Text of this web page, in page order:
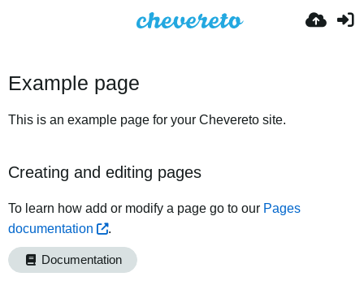
Example page
This is an example page for your Chevereto site.
Creating and editing pages
To learn how add or modify a page go to our Pages
documentation
.
Documentation